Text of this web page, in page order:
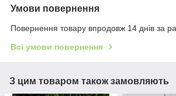
Умови повернення
Повернення товару впродовж 14 днів за
Всі умови повернення
З цим товаром також замовляють